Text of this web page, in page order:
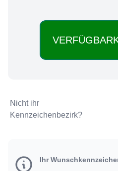
Nicht ihr
Kennzeichenbezirk?
Ihr